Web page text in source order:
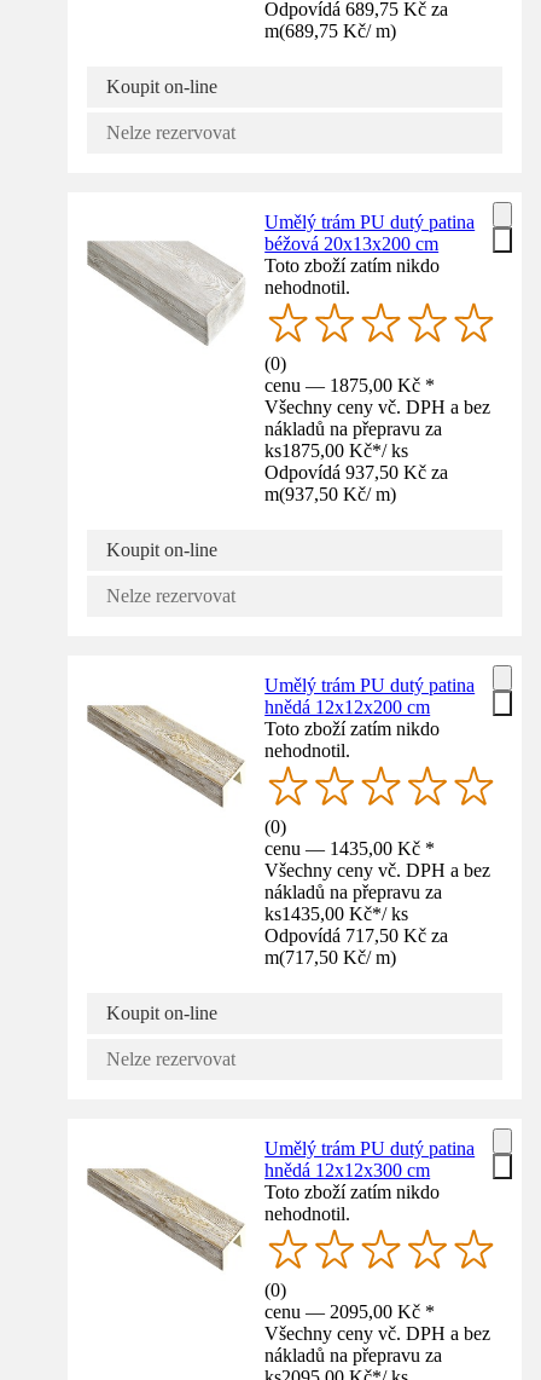
Odpovídá 689,75 Kč za
m(689,75 Kč/ m)
Koupit on-line
Nelze rezervovat
Umělý trám PU dutý patina
béžová 20x13x200 cm
Toto zboží zatím nikdo
nehodnotil.
(0)
cenu — 1875,00 Kč *
Všechny ceny vč. DPH a bez
nákladů na přepravu za
ks1875,00 Kč*/ ks
Odpovídá 937,50 Kč za
m(937,50 Kč/ m)
Koupit on-line
Nelze rezervovat
Umělý trám PU dutý patina
hnědá 12x12x200 cm
Toto zboží zatím nikdo
nehodnotil.
(0)
cenu — 1435,00 Kč *
Všechny ceny vč. DPH a bez
nákladů na přepravu za
ks1435,00 Kč*/ ks
Odpovídá 717,50 Kč za
m(717,50 Kč/ m)
Koupit on-line
Nelze rezervovat
Umělý trám PU dutý patina
hnědá 12x12x300 cm
Toto zboží zatím nikdo
nehodnotil.
(0)
cenu — 2095,00 Kč *
Všechny ceny vč. DPH a bez
nákladů na přepravu za